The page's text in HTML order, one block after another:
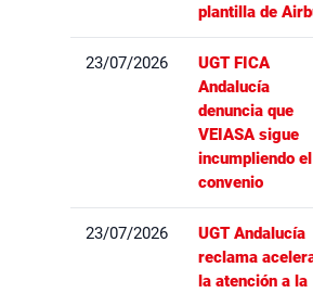
plantilla de
23/07/2026
UGT FICA
Andalucía
denuncia que
VEIASA sigue
incumpliendo el
convenio
23/07/2026
UGT Andalucía
reclama
la atención a la